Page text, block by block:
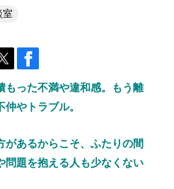
室
った不満や違和感。もう離
やトラブル。
あるからこそ、ふたりの間
問題を抱える人も少なくない